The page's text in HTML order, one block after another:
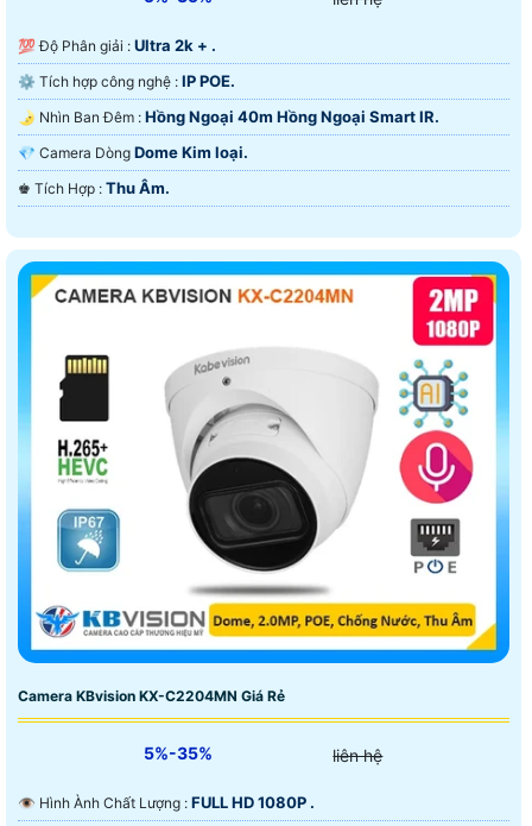
💯 Độ Phân giải : Ultra 2k + .
⚙ Tích hợp công nghệ : IP POE.
🌛 Nhìn Ban Đêm : Hồng Ngoại 40m Hồng Ngoại Smart IR.
💎 Camera Dòng Dome Kim loại.
️♚ Tích Hợp : Thu Âm.
Camera KBvision KX-C2204MN Giá Rẻ
5%-35% liên hệ
👁 Hình Ành Chất Lượng : FULL HD 1080P .